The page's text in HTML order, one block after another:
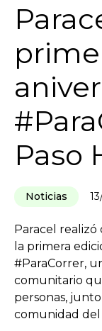
Paso
Noticias
Paracel
la primera
#ParaCorrer,
comunitario
personas,
comunidad